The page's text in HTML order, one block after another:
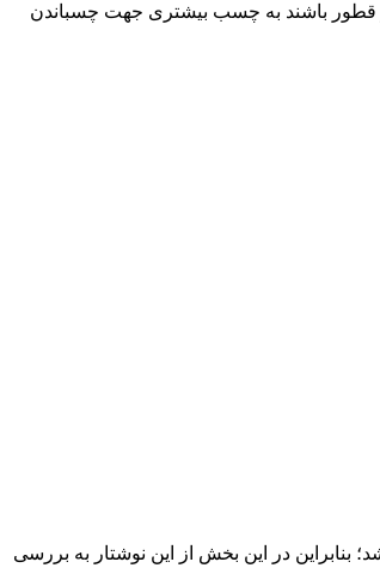
و قطور باشند به چسب بیشتری جهت چسباندن
بنابراین در این بخش از این نوشتار به بررسی